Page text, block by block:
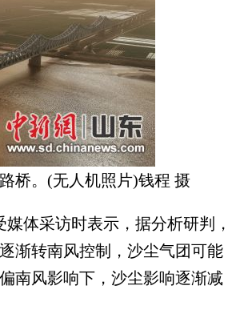
桥。(无人机照片)钱程 摄
体采访时表示，据分析研判，
渐转南风控制，沙尘气团可能
南风影响下，沙尘影响逐渐减